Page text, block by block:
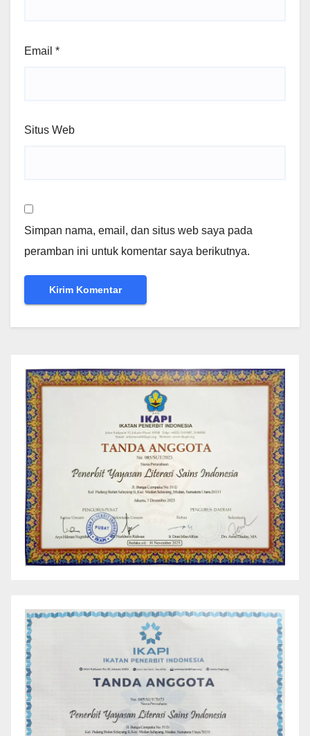
Email *
Situs Web
Simpan nama, email, dan situs web saya pada
peramban ini untuk komentar saya berikutnya.